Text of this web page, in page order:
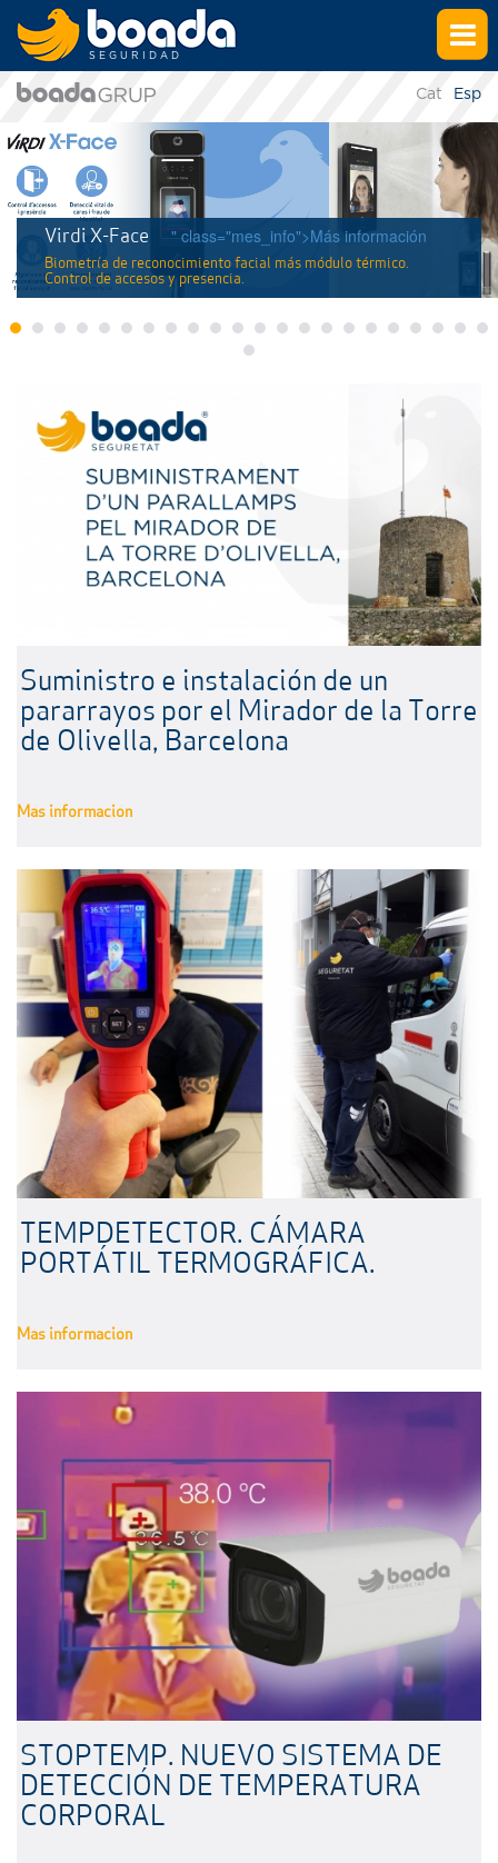
SEGURIDAD
Cat Esp
Virdi X-Face
Biometría de reconocimiento facial más módulo térmico.
Control de accesos y presencia.
" class="mes_info">Más información
Suministro e instalación de un
pararrayos por el Mirador de la Torre
de Olivella, Barcelona
Más información
TEMPDETECTOR. CÁMARA
PORTÁTIL TERMOGRÁFICA.
Más información
STOPTEMP. NUEVO SISTEMA DE
DETECCIÓN DE TEMPERATURA
CORPORAL